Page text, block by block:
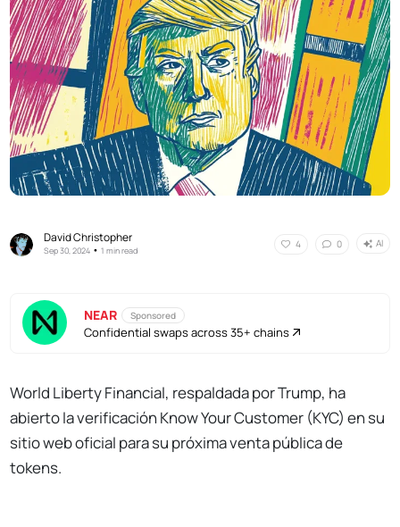
David Christopher
Sep 30, 2024 •1 min read
4 0 AI
NEAR Sponsored
Confidential swaps across 35+ chains
World Liberty Financial, respaldada por Trump, ha
abierto la verificación Know Your Customer (KYC) en su
sitio web oficial para su próxima venta pública de
tokens.